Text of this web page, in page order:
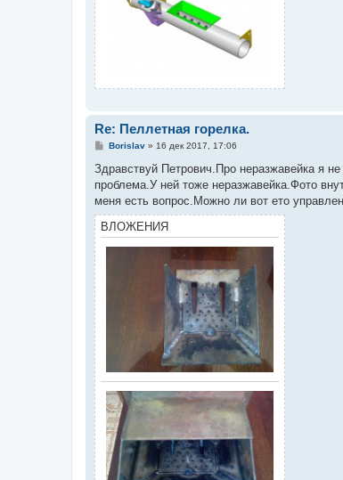
Re: Пеллетная горелка.
С
о
б
щ
е
и
е
Borislav» 16 дек 2017, 17:06
Здравствуй Петрович.Про неразжавейка я
проблема.У ней тоже неразжавейка.Фото
меня есть вопрос.Можно ли вот ето
ВЛОЖЕНИЯ